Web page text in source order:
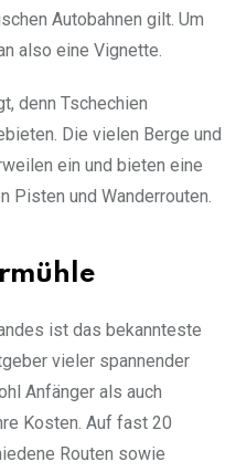
Autobahnen gilt. Um
also eine Vignette.
denn Tschechien
Die vielen Berge und
ein und bieten eine
Pisten und Wanderrouten.
ist das bekannteste
vieler spannender
Anfänger als auch
Kosten. Auf fast 20
Routen sowie